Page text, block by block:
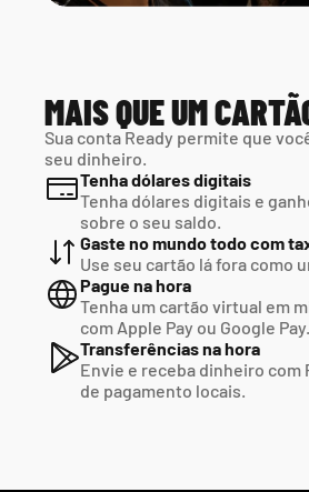
MAIS QUE UM
Sua conta Ready permite que
seu dinheiro.
Tenha dólares digitais
Tenha dólares digitais e
sobre o seu saldo.
Gaste no mundo todo com
Use seu cartão lá fora como
Pague na hora
Tenha um cartão virtual em
com Apple Pay ou Google Pay.
Transferências na hora
Envie e receba dinheiro com
de pagamento locais.